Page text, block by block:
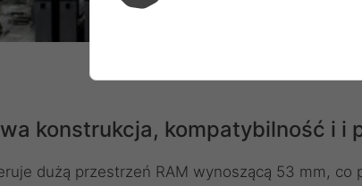
konstrukcja, kompatybilność i i
dużą przestrzeń RAM wynoszącą 53 mm, co